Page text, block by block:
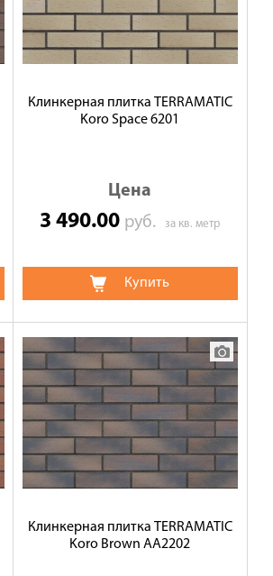
Клинкерная плитка TERRAMATIC
Koro Space 6201
Цена
3 490.00 руб.за кв. метр
Купить
Клинкерная плитка TERRAMATIC
Koro Brown АА2202